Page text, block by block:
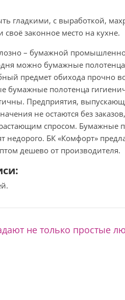
гладкими, с выработкой,
законное место на кухне.
– бумажной
можно бумажные
предмет обихода прочно
бумажные полотенца
Предприятия,
не остаются без
спросом. Бумажные
недорого. БК «Комфорт»
дешево от производителя.
не только простые